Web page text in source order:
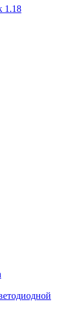
1.18